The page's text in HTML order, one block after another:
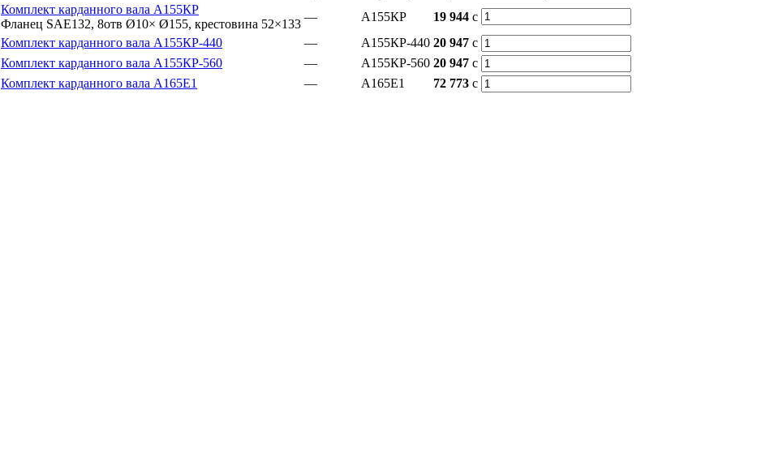
Комплект карданного вала А155КР
Фланец SAE132, 8отв Ø10× Ø155, крестовина 52×133
— А155КР 19 944 c
Комплект карданного вала А155КР-440
— А155КР-440 20 947 c
Комплект карданного вала А155КР-560
— А155КР-560 20 947 c
Комплект карданного вала А165Е1
— А165Е1 72 773 c